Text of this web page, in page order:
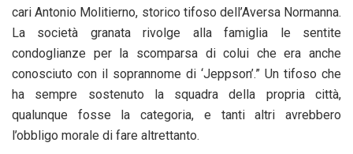
cari Antonio Molitierno, storico tifoso dell’Aversa Normanna.
La società granata rivolge alla famiglia le sentite
condoglianze per la scomparsa di colui che era anche
conosciuto con il soprannome di ‘Jeppson’.” Un tifoso che
ha sempre sostenuto la squadra della propria città,
qualunque fosse la categoria, e tanti altri avrebbero
l’obbligo morale di fare altrettanto.